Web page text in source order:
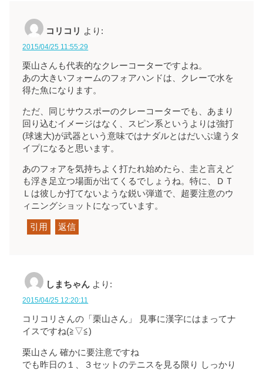
コリコリ より:
2015/04/25 11:55:29
栗山さんも代表的なクレーコーターですよね。
あの大きいフォームのフォアハンドは、クレーで水を
得た魚になります。
ただ、同じサウスポーのクレーコーターでも、あまり
回り込むイメージはなく、スピン系というよりは強打
(球速大)が武器という意味ではナダルとはだいぶ違うタ
イプになると思います。
あのフォアを気持ちよく打たれ始めたら、圭と言えど
も浮き足立つ場面が出てくるでしょうね。特に、ＤＴ
Ｌは彼しか打てないような鋭い弾道で、超要注意のウ
ィニングショットになっています。
引用 返信
しまちゃん より:
2015/04/25 12:20:11
コリコリさんの「栗山さん」 見事に漢字にはまってナ
イスですね(≧▽≦)
栗山さん 確かに要注意ですね
でも昨日の１、３セットのテニスを見る限り しっかり